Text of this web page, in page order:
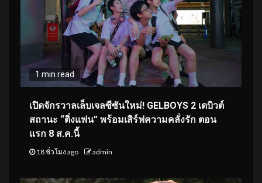
1 min read
เปิดจักรวาลเล็บเจลซีซันใหม่! GELBOYS 2 เดบิวต์
สถานะ “ติ่งแฟน” พร้อมเสิร์ฟความคลั่งรัก ตอน
แรก 8 ส.ค.นี้
18 ชั่วโมง ago admin